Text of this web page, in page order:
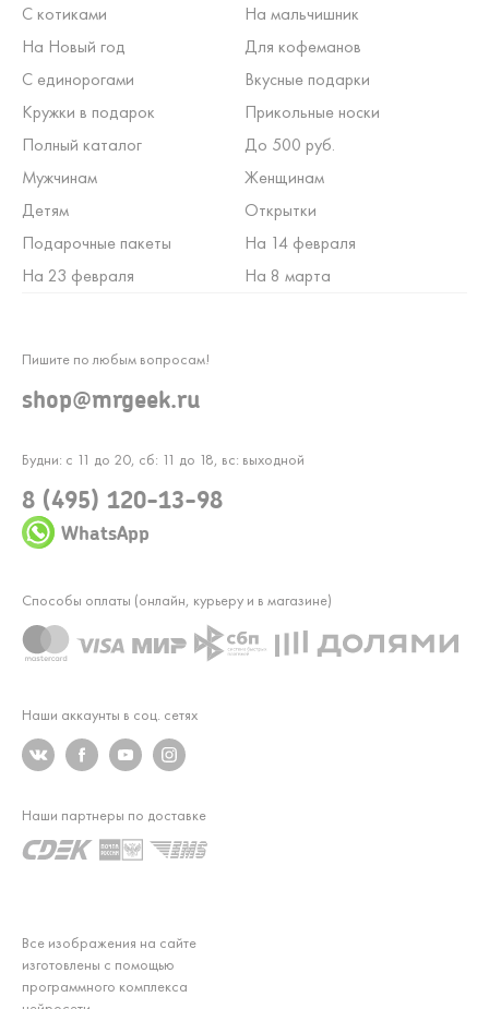
С котиками
На мальчишник
На Новый год
Для кофеманов
С единорогами
Вкусные подарки
Кружки в подарок
Прикольные носки
Полный каталог
До 500 руб.
Мужчинам
Женщинам
Детям
Открытки
Подарочные пакеты
На 14 февраля
На 23 февраля
На 8 марта
Будни: с 11 до 20, сб: 11 до 18, вс: выходной
8 (495) 120-13-98
WhatsApp
Пишите по любым вопросам!
shop@mrgeek.ru
Наши аккаунты в соц. сетях
Все изображения на сайте
изготовлены с помощью
программного комплекса
Способы оплаты (онлайн, курьеру и в магазине)
Наши партнеры по доставке